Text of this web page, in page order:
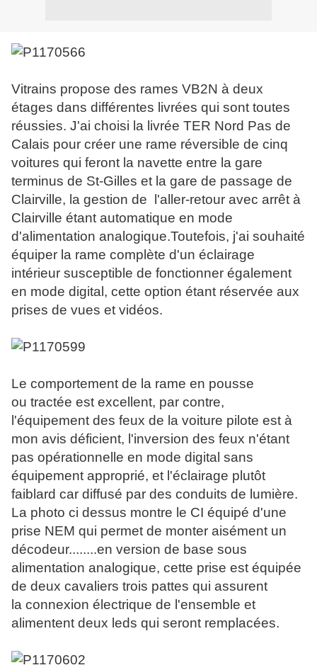
Vitrains propose des rames VB2N à deux
étages dans différentes livrées qui sont toutes
réussies. J'ai choisi la livrée TER Nord Pas de
Calais pour créer une rame réversible de cinq
voitures qui feront la navette entre la gare
terminus de St-Gilles et la gare de passage de
Clairville, la gestion de l'aller-retour avec arrêt à
Clairville étant automatique en mode
d'alimentation analogique.Toutefois, j'ai souhaité
équiper la rame complète d'un éclairage
intérieur susceptible de fonctionner également
en mode digital, cette option étant réservée aux
prises de vues et vidéos.
Le comportement de la rame en pousse
ou tractée est excellent, par contre,
l'équipement des feux de la voiture pilote est à
mon avis déficient, l'inversion des feux n'étant
pas opérationnelle en mode digital sans
équipement approprié, et l'éclairage plutôt
faiblard car diffusé par des conduits de lumière.
La photo ci dessus montre le CI équipé d'une
prise NEM qui permet de monter aisément un
décodeur........en version de base sous
alimentation analogique, cette prise est équipée
de deux cavaliers trois pattes qui assurent
la connexion électrique de l'ensemble et
alimentent deux leds qui seront remplacées.